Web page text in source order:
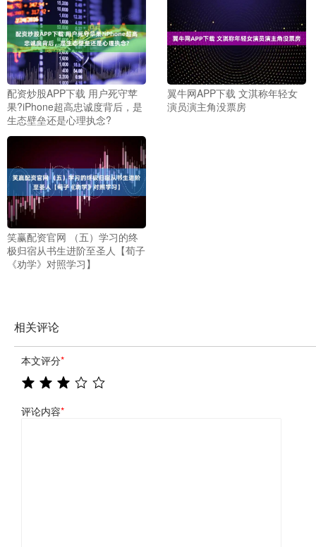
配资炒股APP下载 用户死守苹
果?iPhone超高忠诚度背后，是
生态壁垒还是心理执念?
翼牛网APP下载 文淇称年轻女
演员演主角没票房
笑赢配资官网 （五）学习的终
极归宿从书生进阶至圣人【荀子
《劝学》对照学习】
相关评论
本文评分*
评论内容*